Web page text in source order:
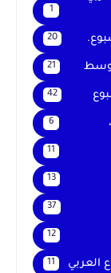
1
20
21
42
6
11
13
37
12
العربي 11